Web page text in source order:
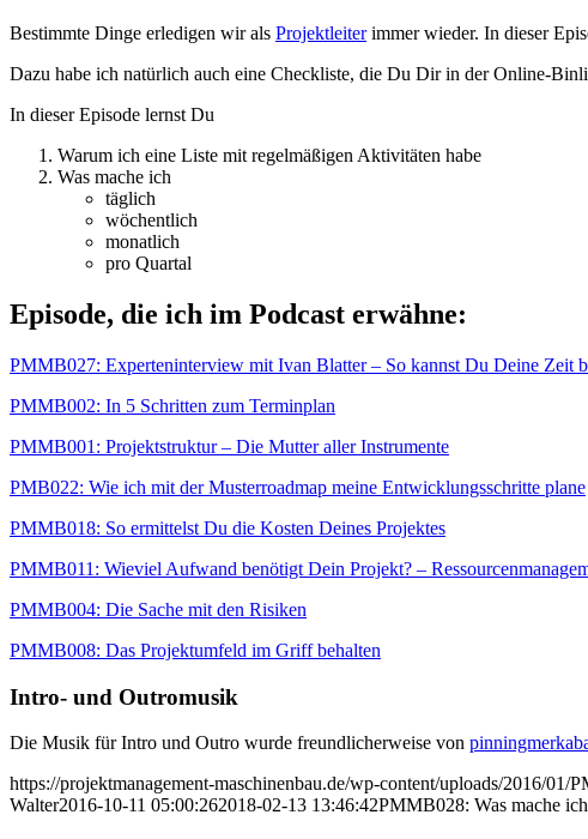
Bestimmte Dinge erledigen wir als Projektleiterimmer wieder. In dieser
Dazu habe ich natürlich auch eine Checkliste, die Du Dir in der Online-
In dieser Episode lernst Du
Warum ich eine Liste mit regelmäßigen Aktivitäten habe
Was mache ich
täglich
wöchentlich
monatlich
pro Quartal
Episode, die ich im Podcast erwähne:
PMMB027: Experteninterview mit Ivan Blatter – So kannst Du Deine Zeit
PMMB002: In 5 Schritten zum Terminplan
PMMB001: Projektstruktur – Die Mutter aller Instrumente
PMB022: Wie ich mit der Musterroadmap meine Entwicklungsschritte plane
PMMB018: So ermittelst Du die Kosten Deines Projektes
PMMB011: Wieviel Aufwand benötigt Dein Projekt? –
PMMB004: Die Sache mit den Risiken
PMMB008: Das Projektumfeld im Griff behalten
Intro- und Outromusik
Die Musik für Intro und Outro wurde freundlicherweise von
https://projektmanagement-maschinenbau.de/wp-content/uploads/2016/01/
Walter2016-10-11 05:00:262018-02-13 13:46:42PMMB028: Was mache